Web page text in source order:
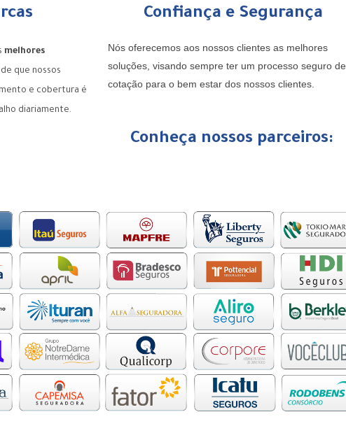
melhores
que nossos
e cobertura é
diariamente.
Confiança e Segurança
Nós oferecemos aos nossos clientes as melhores
soluções, visando sempre ter um processo seguro de
cotação para o bem estar dos nossos clientes.
Conheça nossos parceiros: